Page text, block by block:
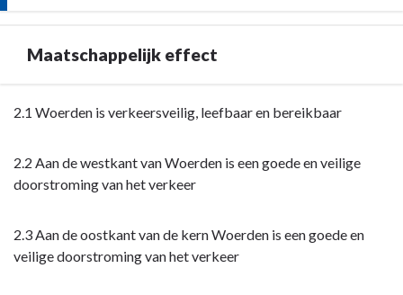
Maatschappelijk effect
Terug
veilig,
leefbaar
2.1 Woerden is verkeersveilig, leefbaar en bereikbaar
2.2 Aan de westkant van Woerden is een goede en veilige
doorstroming van het verkeer
2.3 Aan de oostkant van de kern Woerden is een goede en
veilige doorstroming van het verkeer